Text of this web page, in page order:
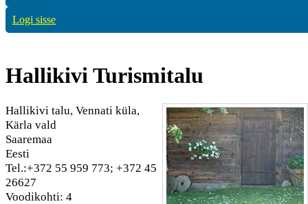
Logi sisse
Hallikivi Turismitalu
Hallikivi talu, Vennati küla,
Kärla vald
Saaremaa
Eesti
Tel.:+372 55 959 773; +372 45
26627
Voodikohti: 4